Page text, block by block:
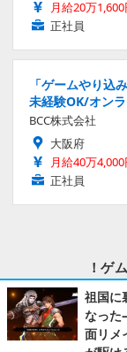
月給20万
正社員
「ゲームやり込
未経験OK/オン
BCC株式会社
大阪府
月給40万
正社員
！ゲ
祖国に
なった
面リメ